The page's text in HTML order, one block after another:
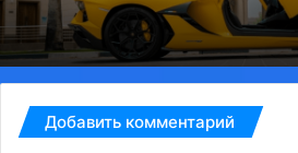
Добавить комментарий